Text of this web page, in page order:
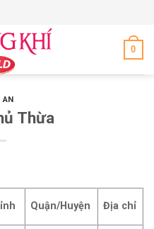
0
AN
Thừa
Quận/Huyện Địa chỉ